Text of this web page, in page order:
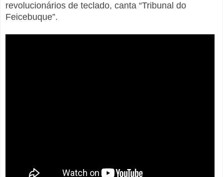
revolucionários de teclado, canta “Tribunal do
Feicebuque”.